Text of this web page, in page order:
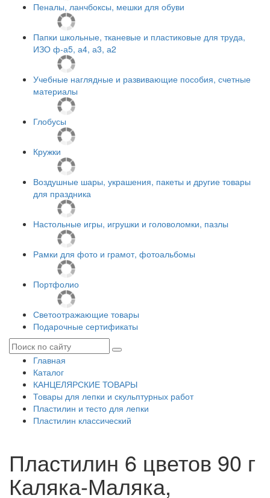
Пеналы, ланчбоксы, мешки для обуви
Папки школьные, тканевые и пластиковые для труда,
ИЗО ф-а5, а4, а3, а2
Учебные наглядные и развивающие пособия, счетные
материалы
Глобусы
Кружки
Воздушные шары, украшения, пакеты и другие товары
для праздника
Настольные игры, игрушки и головоломки, пазлы
Рамки для фото и грамот, фотоальбомы
Портфолио
Светоотражающие товары
Подарочные сертификаты
Главная
Каталог
КАНЦЕЛЯРСКИЕ ТОВАРЫ
Товары для лепки и скульптурных работ
Пластилин и тесто для лепки
Пластилин классический
Пластилин 6 цветов 90 г
Каляка-Маляка,